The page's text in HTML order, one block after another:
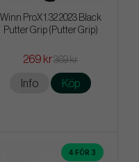
Winn ProX 1.32 2023 Black
Putter Grip (Putter Grip)
269 kr369 kr
Info Köp
4 FÖR 3